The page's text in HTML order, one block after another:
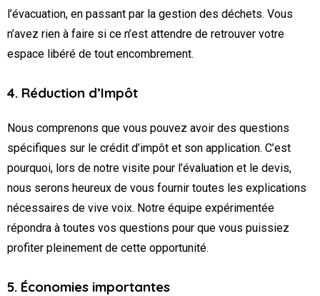
l’évacuation, en passant par la gestion des déchets. Vous
n’avez rien à faire si ce n’est attendre de retrouver votre
espace libéré de tout encombrement.
4. Réduction d’Impôt
Nous comprenons que vous pouvez avoir des questions
spécifiques sur le crédit d’impôt et son application. C’est
pourquoi, lors de notre visite pour l’évaluation et le devis,
nous serons heureux de vous fournir toutes les explications
nécessaires de vive voix. Notre équipe expérimentée
répondra à toutes vos questions pour que vous puissiez
profiter pleinement de cette opportunité.
5. Économies importantes